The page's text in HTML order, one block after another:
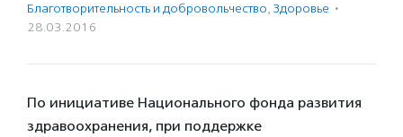
Благотвори­тель­ность и доброволь­чест­во, Здоровье ·
28.03.2016
По инициативе Национального фонда развития
здравоохранения, при поддержке